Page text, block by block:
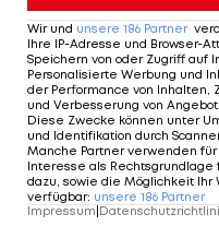
"Als Favorit ist es
Underdog", meinte
Deutschland.
"Wir haben gegen
diesmal haben wir es
das Herz in die Hand
Teamspieler
Wir und unsere 186 Partner
Ihre IP-Adresse und Browser-
Speichern von oder Zugriff auf
Personalisierte Werbung und
der Performance von Inhalten,
und Verbesserung von
Diese Zwecke können unter
und Identifikation durch
Manche Partner verwenden
Interesse als
dazu, sowie die Möglichkeit
verfügbar: unsere 186 Partner
Impressum